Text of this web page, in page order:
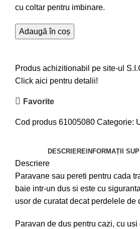
cu coltar pentru imbinare.
Adaugă în coș
Produs achizitionabil pe site-ul
Click aici pentru detalii!
Favorite
Cod produs 61005080 Categorie:
DESCRIERE INFORMAȚII
Descriere
Paravane sau pereti pentru cada
baie intr-un dus si este cu
usor de curatat decat perdelele de
Paravan de dus pentru cazi, cu